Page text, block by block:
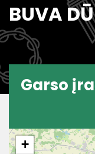
BUVA
Garso
+